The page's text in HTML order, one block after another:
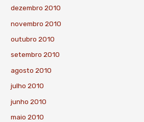
dezembro 2010
novembro 2010
outubro 2010
setembro 2010
agosto 2010
julho 2010
junho 2010
maio 2010